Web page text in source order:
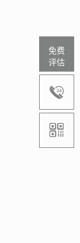
免费
评估

